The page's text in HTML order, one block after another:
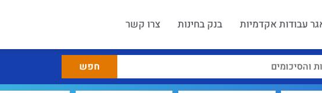
עבודות אקדמיות בנק בחינות צרו קשר